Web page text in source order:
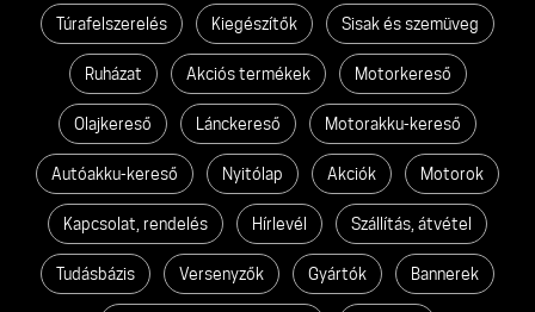
Túrafelszerelés Kiegészítők Sisak és szemüveg
Ruházat Akciós termékek Motorkereső
Olajkereső Lánckereső Motorakku-kereső
Autóakku-kereső Nyitólap Akciók Motorok
Kapcsolat, rendelés Hírlevél Szállítás, átvétel
Tudásbázis Versenyzők Gyártók Bannerek